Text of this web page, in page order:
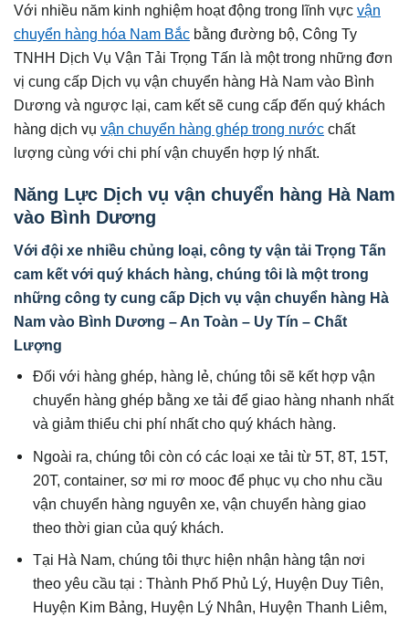
Với nhiều năm kinh nghiệm hoạt động trong lĩnh vực vận
chuyển hàng hóa Nam Bắc bằng đường bộ, Công Ty
TNHH Dịch Vụ Vận Tải Trọng Tấn là một trong những đơn
vị cung cấp Dịch vụ vận chuyển hàng Hà Nam vào Bình
Dương và ngược lại, cam kết sẽ cung cấp đến quý khách
hàng dịch vụ vận chuyển hàng ghép trong nước chất
lượng cùng với chi phí vận chuyển hợp lý nhất.
Năng Lực Dịch vụ vận chuyển hàng Hà Nam
vào Bình Dương
Với đội xe nhiều chủng loại, công ty vận tải Trọng Tấn
cam kết với quý khách hàng, chúng tôi là một trong
những công ty cung cấp Dịch vụ vận chuyển hàng Hà
Nam vào Bình Dương – An Toàn – Uy Tín – Chất
Lượng
Đối với hàng ghép, hàng lẻ, chúng tôi sẽ kết hợp vận
chuyển hàng ghép bằng xe tải để giao hàng nhanh nhất
và giảm thiểu chi phí nhất cho quý khách hàng.
Ngoài ra, chúng tôi còn có các loại xe tải từ 5T, 8T, 15T,
20T, container, sơ mi rơ mooc để phục vụ cho nhu cầu
vận chuyển hàng nguyên xe, vận chuyển hàng giao
theo thời gian của quý khách.
Tại Hà Nam, chúng tôi thực hiện nhận hàng tận nơi
theo yêu cầu tại : Thành Phố Phủ Lý, Huyện Duy Tiên,
Huyện Kim Bảng, Huyện Lý Nhân, Huyện Thanh Liêm,